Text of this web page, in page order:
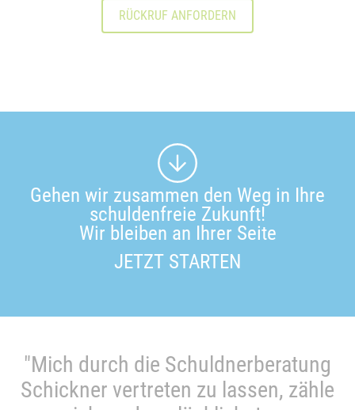
RÜCKRUF ANFORDERN
Gehen wir zusammen den Weg in Ihre
schuldenfreie Zukunft!
Wir bleiben an Ihrer Seite
JETZT STARTEN
zähle
"Ich kann die
Schickner nur